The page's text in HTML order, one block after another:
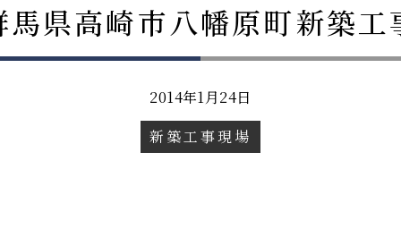
馬県高崎市八幡原町新築工
2014年1月24日
新築工事現場